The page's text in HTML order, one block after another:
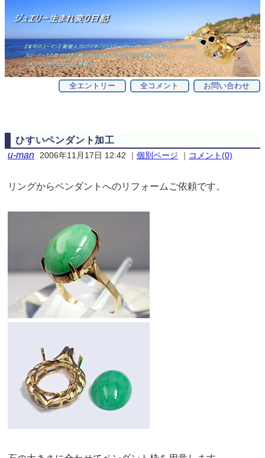
お問い合わせ
全コメント
全エントリー
ひすいペンダント加工
u-man 2006年11月17日 12:42 ｜ 個別ページ ｜ コメント(0)
リングからペンダントへのリフォームご依頼です。